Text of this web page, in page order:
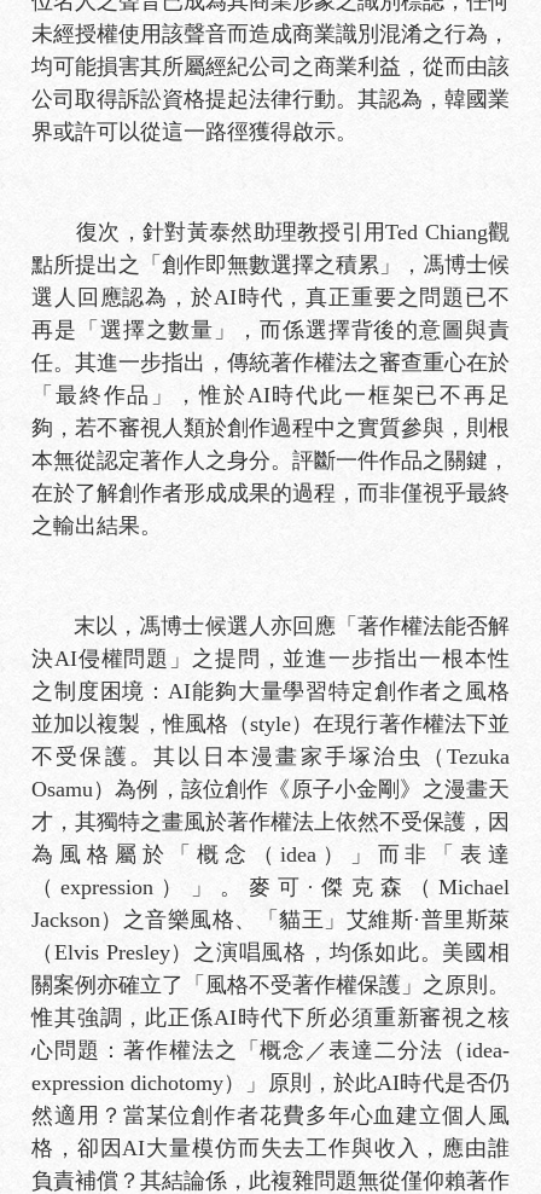
未經授權使用該聲音而造成商業識別混淆之行為，
均可能損害其所屬經紀公司之商業利益，從而由該
公司取得訴訟資格提起法律行動。其認為，韓國業
界或許可以從這一路徑獲得啟示。
復次，針對黃泰然助理教授引用Ted Chiang觀
點所提出之「創作即無數選擇之積累」，馮博士候
選人回應認為，於AI時代，真正重要之問題已不
再是「選擇之數量」，而係選擇背後的意圖與責
任。其進一步指出，傳統著作權法之審查重心在於
「最終作品」，惟於AI時代此一框架已不再足
夠，若不審視人類於創作過程中之實質參與，則根
本無從認定著作人之身分。評斷一件作品之關鍵，
在於了解創作者形成成果的過程，而非僅視乎最終
之輸出結果。
末以，馮博士候選人亦回應「著作權法能否解
決AI侵權問題」之提問，並進一步指出一根本性
之制度困境：AI能夠大量學習特定創作者之風格
並加以複製，惟風格（style）在現行著作權法下並
不受保護。其以日本漫畫家手塚治虫（Tezuka
Osamu）為例，該位創作《原子小金剛》之漫畫天
才，其獨特之畫風於著作權法上依然不受保護，因
為風格屬於「概念（idea）」而非「表達
（expression）」。麥可·傑克森（Michael
Jackson）之音樂風格、「貓王」艾維斯·普里斯萊
（Elvis Presley）之演唱風格，均係如此。美國相
關案例亦確立了「風格不受著作權保護」之原則。
惟其強調，此正係AI時代下所必須重新審視之核
心問題：著作權法之「概念／表達二分法（idea-
expression dichotomy）」原則，於此AI時代是否仍
然適用？當某位創作者花費多年心血建立個人風
格，卻因AI大量模仿而失去工作與收入，應由誰
負責補償？其結論係，此複雜問題無從僅仰賴著作